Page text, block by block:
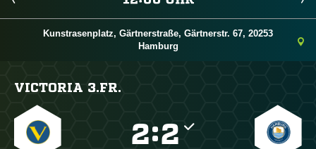
Kunstrasenplatz, Gärtnerstraße, Gärtnerstr. 67, 20253
Hamburg
VICTORIA 3.FR.
: